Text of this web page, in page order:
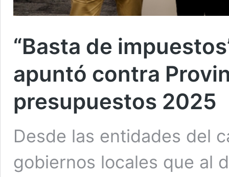
“Basta de
apuntó contra
presupuestos 2025
Desde las entidades del
gobiernos locales que al